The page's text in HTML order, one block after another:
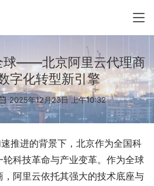
球——北京阿里云代理商
字化转型新引擎
2025年12月23日 上午10:32
推进的背景下，北京作为全国科
科技革命与产业变革。作为全球
阿里云依托其强大的技术底座与